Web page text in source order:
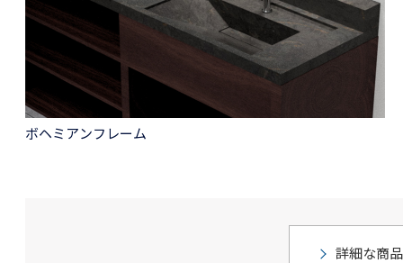
ボヘミアンフレーム
詳細な商